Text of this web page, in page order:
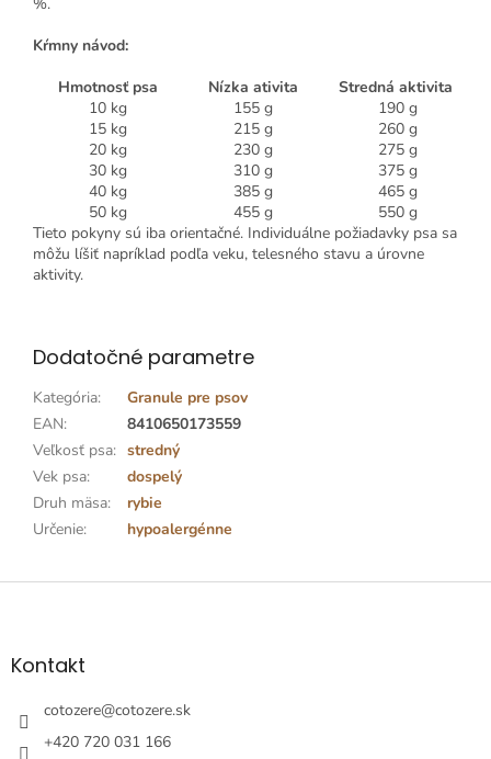
Kŕmny návod:
Hmotnosť psa
Nízka ativita
Stredná aktivita
10 kg
155 g
190 g
15 kg
215 g
260 g
20 kg
230 g
275 g
30 kg
310 g
375 g
40 kg
385 g
465 g
50 kg
455 g
550 g
Tieto pokyny sú iba orientačné. Individuálne požiadavky psa sa
môžu líšiť napríklad podľa veku, telesného stavu a úrovne
aktivity.
Dodatočné parametre
Kategória:
Granule pre psov
EAN:
8410650173559
Veľkosť psa: stredný
Vek psa:
dospelý
Druh mäsa:
rybie
Určenie: hypoalergénne
Z
äKontakt
cotozere@cotozere.sk
+420 720 031 166